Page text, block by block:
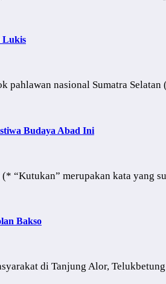
Lukis
pahlawan nasional Sumatra
Budaya Abad Ini
“Kutukan” merupakan kata yang
Bakso
di Tanjung Alor,